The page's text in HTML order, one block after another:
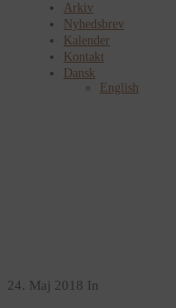
Arkiv
Nyhedsbrev
Kalender
Kontakt
Dansk
English
24. Maj 2018 In